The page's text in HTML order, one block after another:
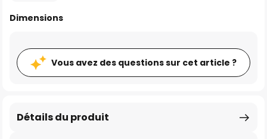
Dimensions
Vous avez des questions sur cet article ?
Détails du produit